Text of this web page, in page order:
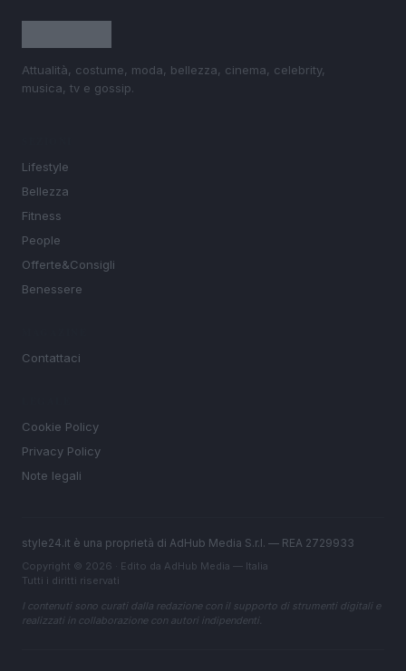
Attualità, costume, moda, bellezza, cinema, celebrity,
musica, tv e gossip.
Lifestyle
Bellezza
Fitness
People
Offerte&Consigli
Benessere
Contattaci
Cookie Policy
Privacy Policy
Note legali
style24.it è una proprietà di AdHub Media S.r.l. — REA 2729933
Copyright © 2026 · Edito da AdHub Media — Italia
Tutti i diritti riservati
I contenuti sono curati dalla redazione con il supporto di strumenti digitali e
realizzati in collaborazione con autori indipendenti.